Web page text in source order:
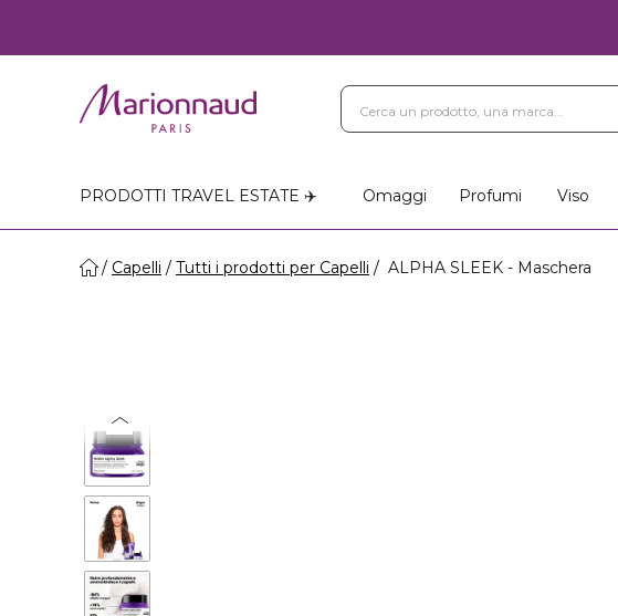
PRODOTTI TRAVEL ESTATE ✈️ Omaggi Profumi Viso
Capelli Tutti i prodotti per Capelli ALPHA SLEEK - Maschera